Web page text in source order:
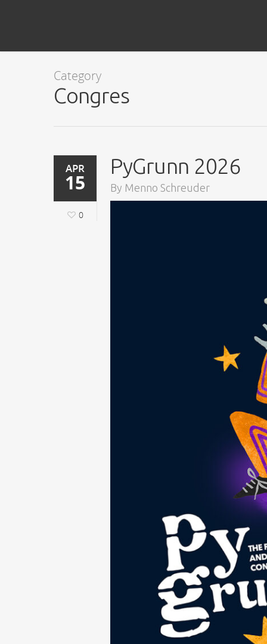
Category
Congres
APR
15
0
PyGrunn 2026
By Menno Schreuder